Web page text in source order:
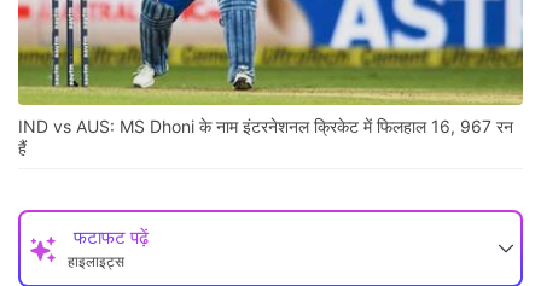
IND vs AUS: MS Dhoni के नाम इंटरनेशनल क्रिकेट में फिलहाल 16, 967 रन
हैं
फटाफट पढ़ें
हाइलाइट्स